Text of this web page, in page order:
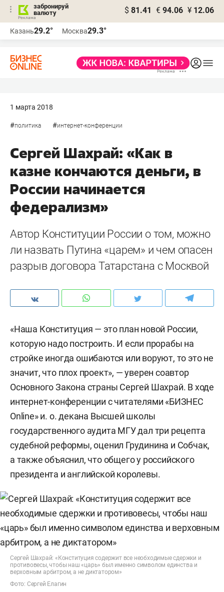
забронируй
валюту
$ 81.41 € 94.06 ¥ 12.06
Казань29.2° Москва29.3°
1 марта 2018
#политика #интернет-конференции
Сергей Шахрай: «Как в
казне кончаются деньги, в
России начинается
федерализм»
Автор Конституции России о том, можно
ли назвать Путина «царем» и чем опасен
разрыв договора Татарстана с Москвой
«Наша Конституция — это план новой России,
которую надо построить. И если прорабы на
стройке иногда ошибаются или воруют, то это не
значит, что плох проект», — уверен соавтор
Основного Закона страны Сергей Шахрай. В ходе
интернет-конференции с читателями «БИЗНЕС
Online» и. о. декана Высшей школы
государственного аудита МГУ дал три рецепта
судебной реформы, оценил Грудинина и Собчак,
а также объяснил, что общего у российского
президента и английской королевы.
Сергей Шахрай: «Конституция содержит все необходимые сдержки и
противовесы, чтобы наш «царь» был именно символом единства и
верховным арбитром, а не диктатором»
Фото: Сергей Елагин